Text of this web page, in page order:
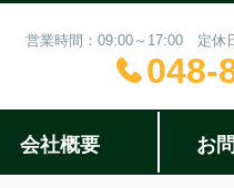
営業時間：09:00～17:00 定休
048-
会社概要 お